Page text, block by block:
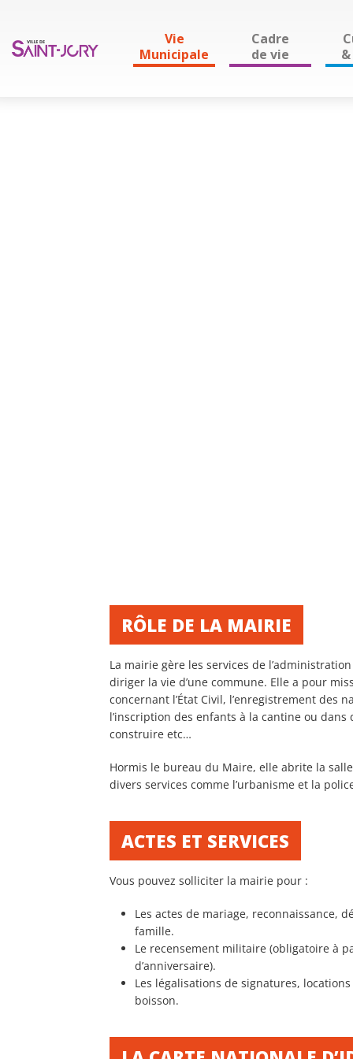
Vie
Municipale
Cadre
de vie
RÔLE DE LA MAIRIE
La mairie gère les services de
diriger la vie d’une commune. Elle a pour
concernant l’État Civil, l’enregistrement des
l’inscription des enfants à la cantine ou
construire etc…
Hormis le bureau du Maire, elle abrite la
divers services comme l’urbanisme et la
ACTES ET SERVICES
Vous pouvez solliciter la mairie pour :
Les actes de mariage, reconnaissance,
famille.
Le recensement militaire (obligatoire à
d’anniversaire).
Les légalisations de signatures,
boisson.